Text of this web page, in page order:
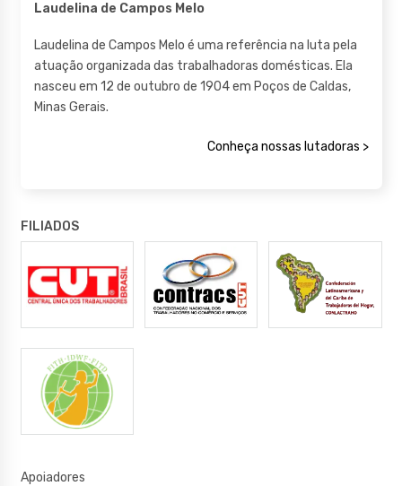
Laudelina de Campos Melo
Laudelina de Campos Melo é uma referência na luta pela
atuação organizada das trabalhadoras domésticas. Ela
nasceu em 12 de outubro de 1904 em Poços de Caldas,
Minas Gerais.
Conheça nossas lutadoras >
FILIADOS
Apoiadores